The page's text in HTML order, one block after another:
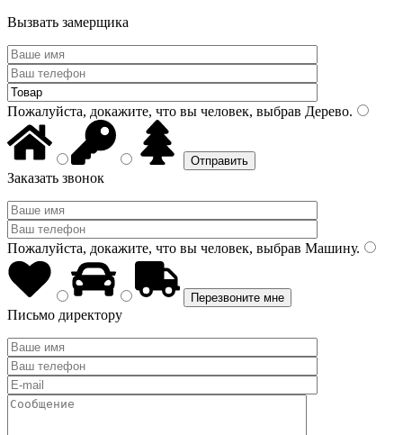
Вызвать замерщика
Пожалуйста, докажите, что вы человек, выбрав Дерево.
Заказать звонок
Пожалуйста, докажите, что вы человек, выбрав Машину.
Письмо директору